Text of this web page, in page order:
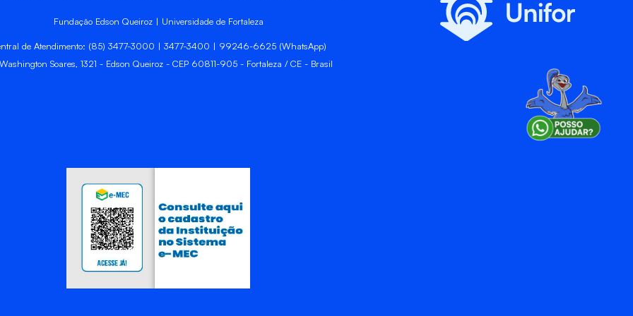
Fundação Edson Queiroz | Universidade de Fortaleza
de Atendimento: (85) 3477-3000 | 3477-3400 | 99246-6625 (WhatsApp)
Soares, 1321 - Edson Queiroz - CEP 60811-905 - Fortaleza / CE - Brasil